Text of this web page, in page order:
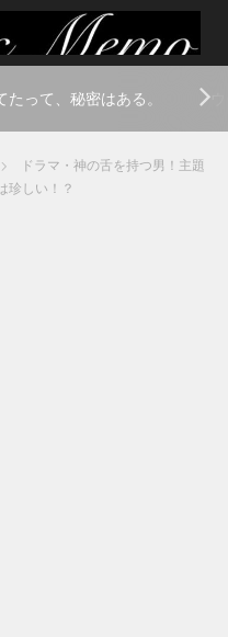
たって、秘密はある。
ドラマ・神の舌を持つ男！主題
珍しい！？